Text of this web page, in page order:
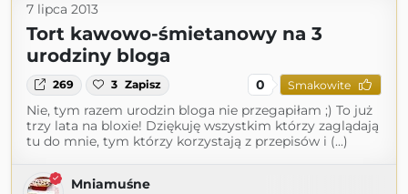
7 lipca 2013
Tort kawowo-śmietanowy na 3
urodziny bloga
269 3 Zapisz 0 Smakowite
Nie, tym razem urodzin bloga nie przegapiłam ;) To już
trzy lata na bloxie! Dziękuję wszystkim którzy zaglądają
tu do mnie, tym którzy korzystają z przepisów i (...)
Mniamuśne